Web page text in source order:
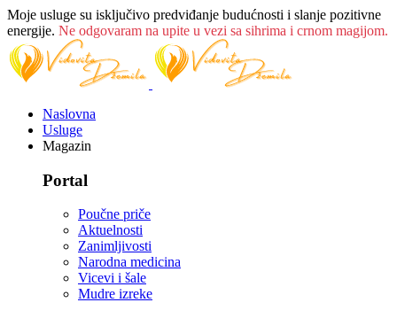
Moje usluge su isključivo predviđanje budućnosti i slanje pozitivne
energije. Ne odgovaram na upite u vezi sa sihrima i crnom magijom.
Naslovna
Usluge
Magazin
Portal
Poučne priče
Aktuelnosti
Zanimljivosti
Narodna medicina
Vicevi i šale
Mudre izreke